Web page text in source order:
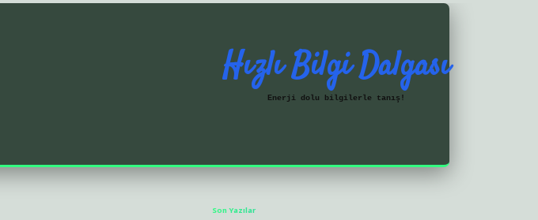
Hızlı Bilgi Dalgası
Enerji dolu bilgilerle tanış!
Sidebar
Son Yazılar